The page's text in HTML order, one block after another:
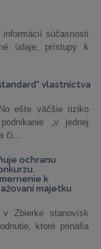
súčasnosti
údaje, prístupy k
vlastníctva
ešte väčšie riziko
„v jednej
či...
ochranu
k
majetku
v Zbierke stanovísk
ktoré prináša